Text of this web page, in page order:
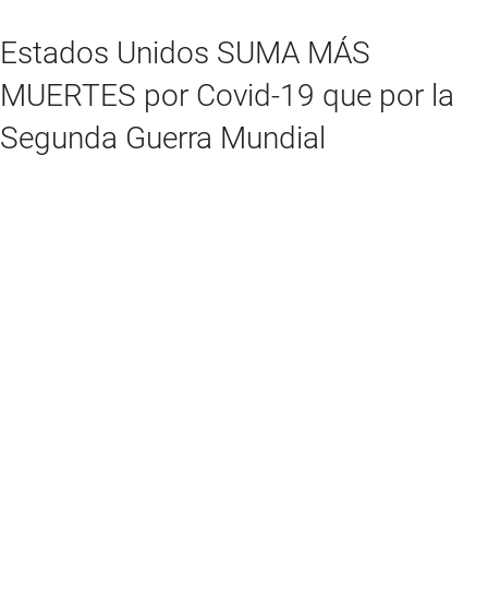
Estados Unidos SUMA MÁS
MUERTES por Covid-19 que por la
Segunda Guerra Mundial